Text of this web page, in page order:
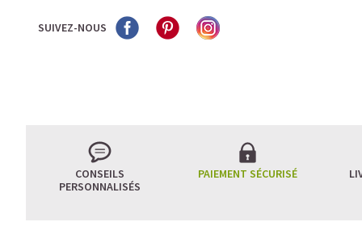
SUIVEZ-NOUS
CONSEILS
PERSONNALISÉS
PAIEMENT SÉCURISÉ